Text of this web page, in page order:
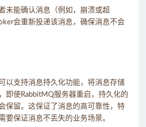
未能确认消息（例如，崩溃或超
会重新投递该消息，确保消息不会
以支持消息持久化功能，将消息存储
即使RabbitMQ服务器重启，持久化的
保留。这保证了消息的高可靠性，特
要保证消息不丢失的业务场景。